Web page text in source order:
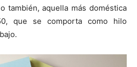
también, aquella más doméstica
que se comporta como hilo